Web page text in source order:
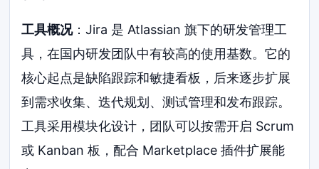
工具概况：Jira 是 Atlassian 旗下的研发管理工
具，在国内研发团队中有较高的使用基数。它的
核心起点是缺陷跟踪和敏捷看板，后来逐步扩展
到需求收集、迭代规划、测试管理和发布跟踪。
工具采用模块化设计，团队可以按需开启 Scrum
或 Kanban 板，配合 Marketplace 插件扩展能